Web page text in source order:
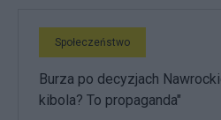
Społeczeństwo
Burza po decyzjach
kibola? To propaganda"